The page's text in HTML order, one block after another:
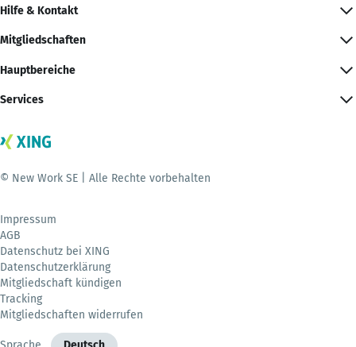
Hilfe & Kontakt
Mitgliedschaften
Hauptbereiche
Services
© New Work SE | Alle Rechte vorbehalten
Impressum
AGB
Datenschutz bei XING
Datenschutzerklärung
Mitgliedschaft kündigen
Tracking
Mitgliedschaften widerrufen